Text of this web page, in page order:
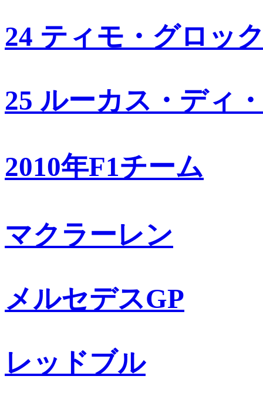
24 ティモ・グロッ
25 ルーカス・ディ
2010年F1チーム
マクラーレン
メルセデスGP
レッドブル